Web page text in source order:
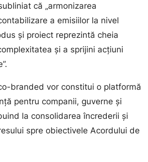
că „armonizarea
a emisiilor la nivel
și proiect reprezintă cheia
și a sprijini acțiuni
branded vor constitui o platformă
pentru companii, guverne și
la consolidarea încrederii și
spre obiectivele Acordului de